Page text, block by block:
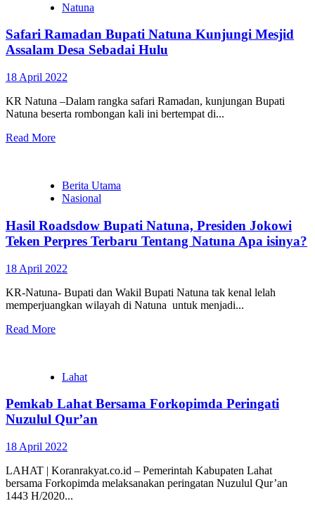
Natuna
Safari Ramadan Bupati Natuna Kunjungi Mesjid
Assalam Desa Sebadai Hulu
18 April 2022
KR Natuna –Dalam rangka safari Ramadan, kunjungan Bupati
Natuna beserta rombongan kali ini bertempat di...
Read More
Berita Utama
Nasional
Hasil Roadsdow Bupati Natuna, Presiden Jokowi
Teken Perpres Terbaru Tentang Natuna Apa isinya?
18 April 2022
KR-Natuna- Bupati dan Wakil Bupati Natuna tak kenal lelah
memperjuangkan wilayah di Natuna untuk menjadi...
Read More
Lahat
Pemkab Lahat Bersama Forkopimda Peringati
Nuzulul Qur’an
18 April 2022
LAHAT | Koranrakyat.co.id – Pemerintah Kabupaten Lahat
bersama Forkopimda melaksanakan peringatan Nuzulul Qur’an
1443 H/2020...